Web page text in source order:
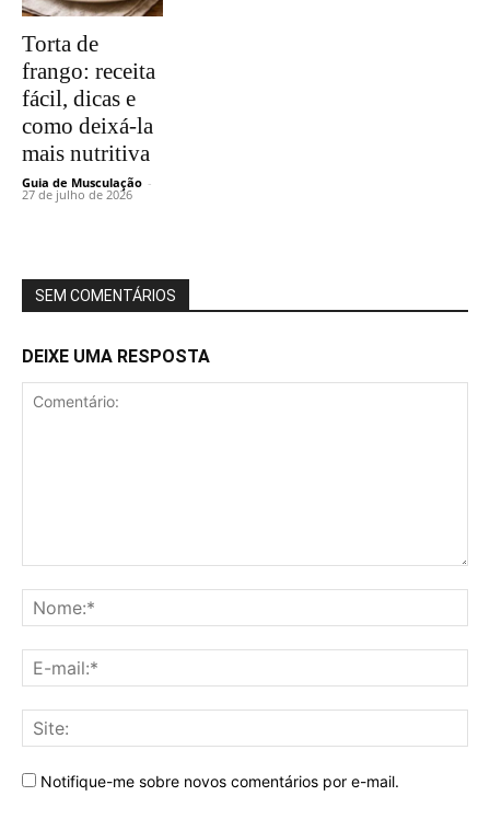
Torta de
frango: receita
fácil, dicas e
como deixá-la
mais nutritiva
Guia de Musculação -
27 de julho de 2026
SEM COMENTÁRIOS
DEIXE UMA RESPOSTA
Notifique-me sobre novos comentários por e-mail.